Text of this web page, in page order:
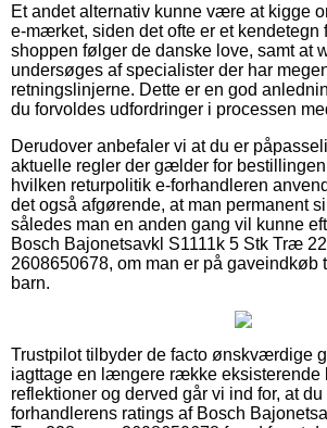
Et andet alternativ kunne være at kigge
e-mærket, siden det ofte er et kendetegn
shoppen følger de danske love, samt at
undersøges af specialister der har
retningslinjerne. Dette er en god
du forvoldes udfordringer i processen
Derudover anbefaler vi at du er
aktuelle regler der gælder for
hvilken returpolitik e-forhandleren
det også afgørende, at man permanent
således man en anden gang vil kunne
Bosch Bajonetsavkl S1111k 5 Stk Træ
2608650678, om man er på gaveindkøb
barn.
Trustpilot tilbyder de facto ønskværdige
iagttage en længere række eksisterende
reflektioner og derved går vi ind for, at
forhandlerens ratings af Bosch